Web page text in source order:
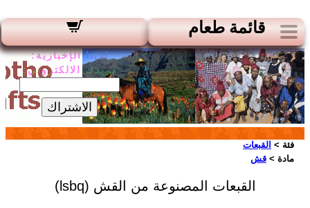
قائمة طعام
لدينا الإخبارية:
بريدك الالكتروني:
الاشتراك
فئة > القبعات
مادة > قش
القبعات المصنوعة من القش (lsbq)